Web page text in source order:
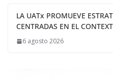
LA UATx PROMUEVE
CENTRADAS EN EL
6 agosto 2026